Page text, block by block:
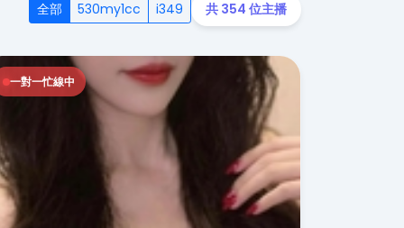
全部 530my1cc i349 共 354 位主播
一對一忙線中